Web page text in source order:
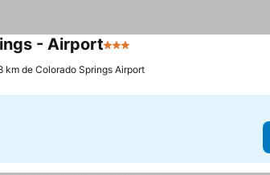
- Airport3 Estrelas
km de Colorado Springs Airport